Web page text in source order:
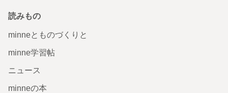
読みもの
minneとものづくりと
minne学習帖
ニュース
minneの本